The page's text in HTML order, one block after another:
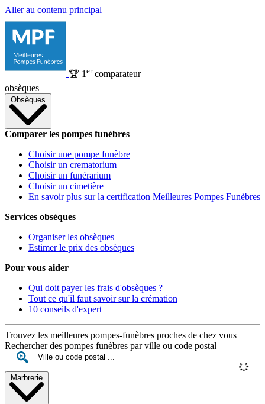
Aller au contenu principal
🏆 1 ercomparateur
obsèques
Obsèques
Comparer les pompes funèbres
Choisir une pompe funèbre
Choisir un crematorium
Choisir un funérarium
Choisir un cimetière
En savoir plus sur la certification Meilleures Pompes Funèbres
Services obsèques
Organiser les obsèques
Estimer le prix des obsèques
Pour vous aider
Qui doit payer les frais d'obsèques ?
Tout ce qu'il faut savoir sur la crémation
10 conseils d'expert
Trouvez les meilleures pompes-funèbres proches de chez vous
Rechercher des pompes funèbres par ville ou code postal
Marbrerie